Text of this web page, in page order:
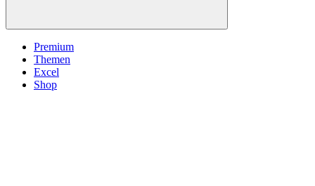
Premium
Themen
Excel
Shop